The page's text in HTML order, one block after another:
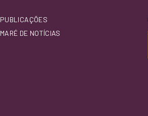
PUBLICAÇÕES
MARÉ DE NOTÍCIAS